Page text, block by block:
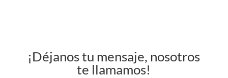
¡Déjanos tu mensaje, nosotros
te llamamos!